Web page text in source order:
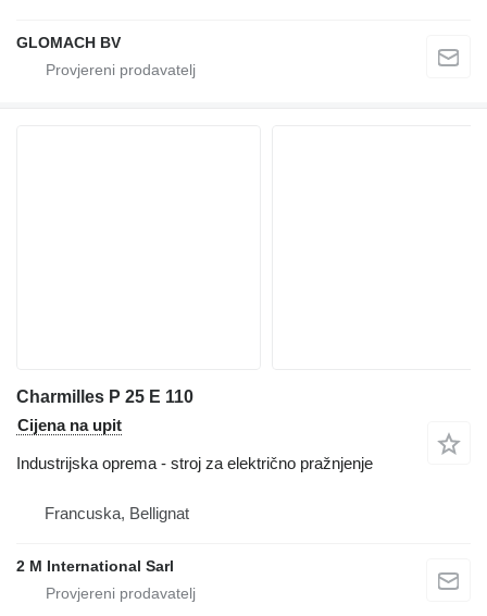
GLOMACH BV
Charmilles P 25 E 110
Cijena na upit
Industrijska oprema - stroj za električno pražnjenje
Francuska, Bellignat
2 M International Sarl